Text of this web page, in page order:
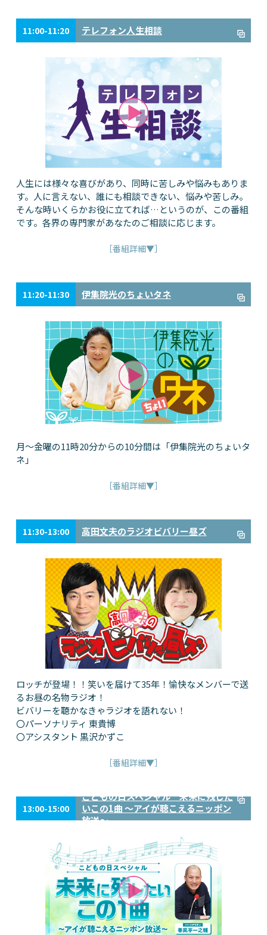
11:00-11:20 テレフォン人生相談
人生には様々な喜びがあり、同時に苦しみや悩みもありま
す。人に言えない、誰にも相談できない、悩みや苦しみ。
そんな時いくらかお役に立てれば…というのが、この番組
です。各界の専門家があなたのご相談に応じます。
［番組詳細▼］
11:20-11:30 伊集院光のちょいタネ
月～金曜の11時20分からの10分間は「伊集院光のちょいタ
ネ」
［番組詳細▼］
11:30-13:00 高田文夫のラジオビバリー昼ズ
ロッチが登場！！笑いを届けて35年！愉快なメンバーで送
るお昼の名物ラジオ！
ビバリーを聴かなきゃラジオを語れない！
〇パーソナリティ 東貴博
〇アシスタント 黒沢かずこ
［番組詳細▼］
13:00-15:00
こどもの日スペシャル 未来に残した
いこの1曲 ～アイが聴こえるニッポン
放送～